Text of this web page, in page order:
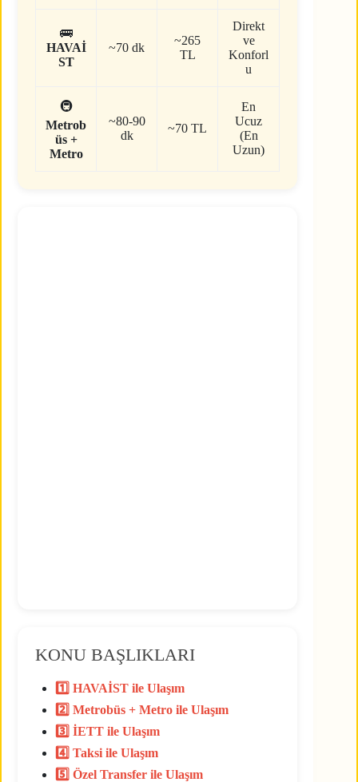
🚌
HAVAİ
ST
~70 dk
~265
TL
Direkt
ve
Konforl
u
🚇
Metrob
üs +
Metro
~80-90
dk
~70 TL
En
Ucuz
(En
Uzun)
KONU BAŞLIKLARI
1️⃣ HAVAİST ile Ulaşım
2️⃣ Metrobüs + Metro ile Ulaşım
3️⃣ İETT ile Ulaşım
4️⃣ Taksi ile Ulaşım
5️⃣ Özel Transfer ile Ulaşım